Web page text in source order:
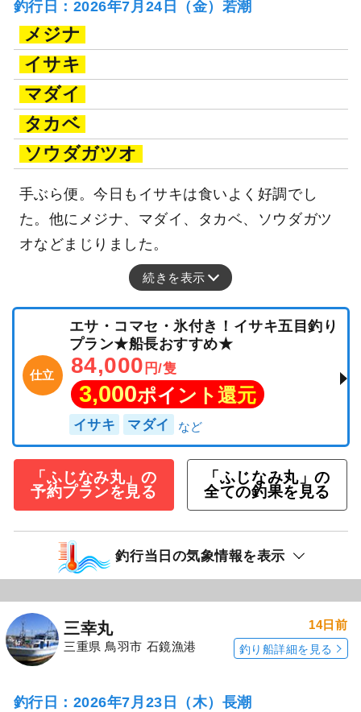
釣行日：2026年7月24日（金）若潮
メジナ
イサキ
マダイ
タカベ
ソウダガツオ
手ぶら便。今日もイサキは食いよく好調でし
た。他にメジナ、マダイ、タカベ、ソウダガツ
オなどまじりました。
続きを表示
仕立
エサ・コマセ・氷付き！イサキ五目釣り
プラン★船長おすすめ★
84,000 円/隻
3,000ポイント還元
イサキ マダイ
「ふじなみ丸」の
予約プランを見る
「ふじなみ丸」の
全ての釣果を見る
釣行当日の気象情報を表示
三幸丸
三重県 鳥羽市 石鏡漁港
14日前
釣り船詳細を見る
釣行日：2026年7月23日（木）長潮